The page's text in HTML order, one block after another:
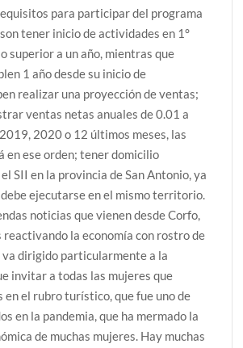
para participar del programa
tener inicio de actividades en 1°
superior a un año, mientras que
1 año desde su inicio de
realizar una proyección de ventas;
ventas netas anuales de 0.01 a
2020 o 12 últimos meses, las
en ese orden; tener domicilio
SII en la provincia de San Antonio, ya
ejecutarse en el mismo territorio.
noticias que vienen desde Corfo,
reactivando la economía con rostro de
va dirigido particularmente a la
invitar a todas las mujeres que
en el rubro turístico, que fue uno de
en la pandemia, que ha mermado la
de muchas mujeres. Hay muchas